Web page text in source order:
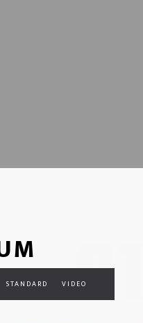
STANDARD VIDEO01.